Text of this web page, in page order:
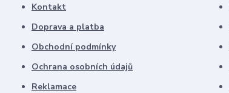
Kontakt
Doprava a platba
Obchodní podmínky
Ochrana osobních údajů
Reklamace